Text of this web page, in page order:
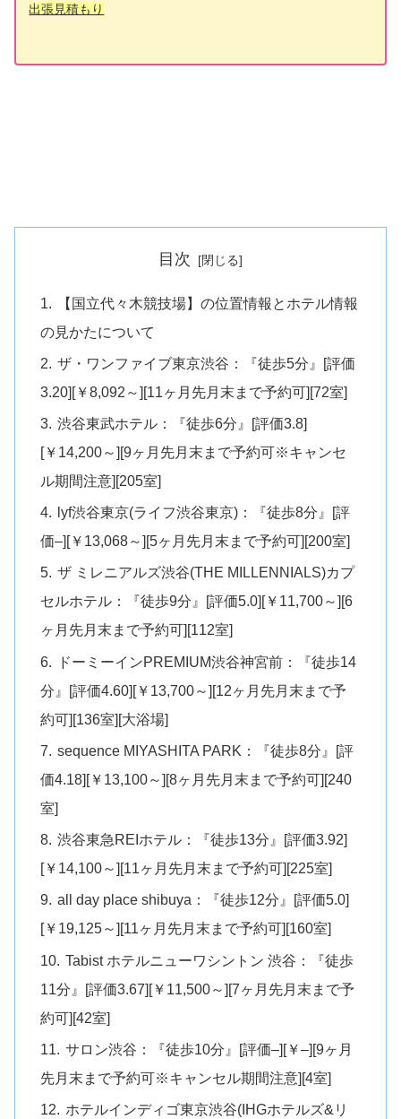
出張見積もり
目次
【国立代々木競技場】の位置情報とホテル情報
の見かたについて
ザ・ワンファイブ東京渋谷：『徒歩5分』[評価
3.20][￥8,092～][11ヶ月先月末まで予約可][72室]
渋谷東武ホテル：『徒歩6分』[評価3.8]
[￥14,200～][9ヶ月先月末まで予約可※キャンセ
ル期間注意][205室]
lyf渋谷東京(ライフ渋谷東京)：『徒歩8分』[評
価–][￥13,068～][5ヶ月先月末まで予約可][200室]
ザ ミレニアルズ渋谷(THE MILLENNIALS)カプ
セルホテル：『徒歩9分』[評価5.0][￥11,700～][6
ヶ月先月末まで予約可][112室]
ドーミーインPREMIUM渋谷神宮前：『徒歩14
分』[評価4.60][￥13,700～][12ヶ月先月末まで予
約可][136室][大浴場]
sequence MIYASHITA PARK：『徒歩8分』[評
価4.18][￥13,100～][8ヶ月先月末まで予約可][240
室]
渋谷東急REIホテル：『徒歩13分』[評価3.92]
[￥14,100～][11ヶ月先月末まで予約可][225室]
all day place shibuya：『徒歩12分』[評価5.0]
[￥19,125～][11ヶ月先月末まで予約可][160室]
Tabist ホテルニューワシントン 渋谷：『徒歩
11分』[評価3.67][￥11,500～][7ヶ月先月末まで予
約可][42室]
サロン渋谷：『徒歩10分』[評価–][￥–][9ヶ月
先月末まで予約可※キャンセル期間注意][4室]
ホテルインディゴ東京渋谷(IHGホテルズ&リ